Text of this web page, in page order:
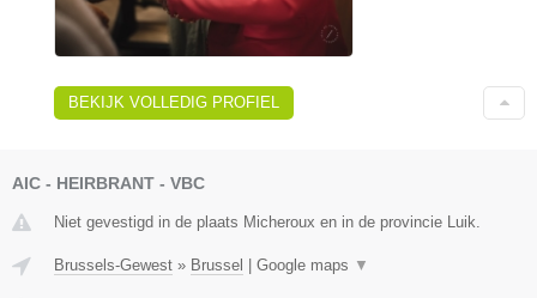
BEKIJK VOLLEDIG PROFIEL
AIC - HEIRBRANT - VBC
Niet gevestigd in de plaats Micheroux en in de provincie Luik.
Brussels-Gewest » Brussel | Google maps ▼